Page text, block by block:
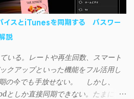
スとiTunesを同期する パスワー
説
いる。レートや再生回数、スマート
クアップといった機能をフル活用し
の今でも手放せない。 しかし、
としか直接同期できない。たまに